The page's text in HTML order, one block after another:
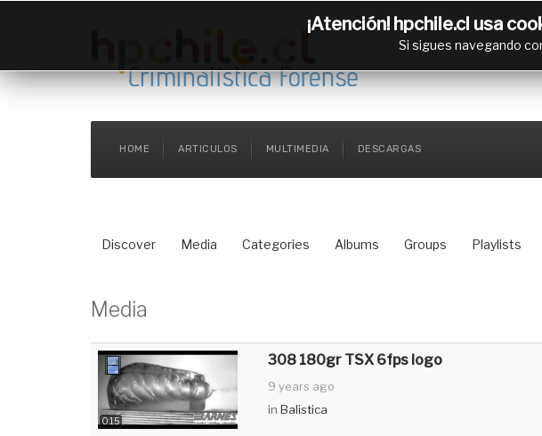
HOME ARTICULOS MULTIMEDIA DESCARGAS
Discover Media Categories Albums Groups Playlists
Media
0:15
308 180gr TSX 6fps logo
9 years ago
inBalistica
¡Atención! hpchile.cl usa
Si sigues navegando